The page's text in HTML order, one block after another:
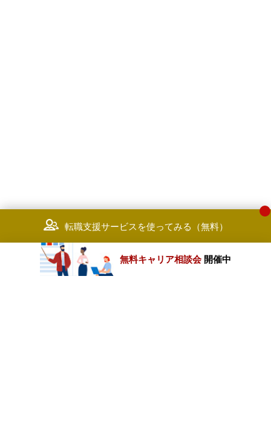
転職支援サービスを使ってみる（無料）
無料キャリア相談会 開催中